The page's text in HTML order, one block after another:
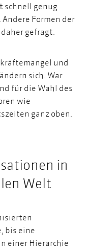
schnell genug
Formen der
gefragt.
und
sich. War
für die Wahl des
wie
ganz oben.
in
Welt
bis eine
einer Hierarchie